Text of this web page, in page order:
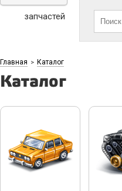
запчастей
Главная > Каталог
Каталог